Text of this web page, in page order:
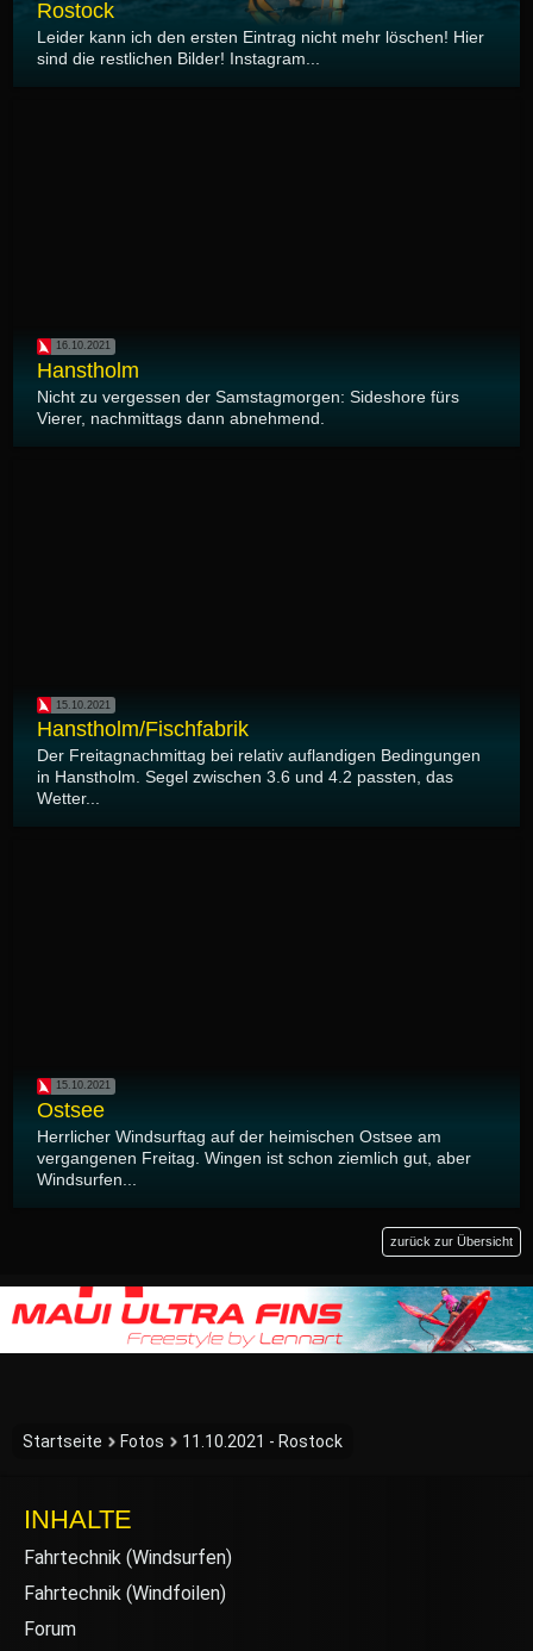
Rostock
Leider kann ich den ersten Eintrag nicht mehr löschen! Hier
sind die restlichen Bilder! Instagram...
16.10.2021
Hanstholm
Nicht zu vergessen der Samstagmorgen: Sideshore fürs
Vierer, nachmittags dann abnehmend.
15.10.2021
Hanstholm/Fischfabrik
Der Freitagnachmittag bei relativ auflandigen Bedingungen
in Hanstholm. Segel zwischen 3.6 und 4.2 passten, das
Wetter...
15.10.2021
Ostsee
Herrlicher Windsurftag auf der heimischen Ostsee am
vergangenen Freitag. Wingen ist schon ziemlich gut, aber
Windsurfen...
zurück zur Übersicht
Startseite Fotos 11.10.2021 - Rostock
INHALTE
Fahrtechnik (Windsurfen)
Fahrtechnik (Windfoilen)
Forum